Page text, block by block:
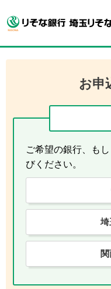
お申
ご希望の銀行、も
びください。
埼